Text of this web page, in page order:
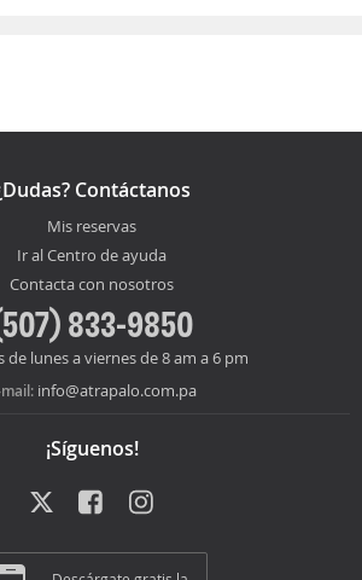
Contáctanos
Mis reservas
Ir al Centro de ayuda
Contacta con nosotros
833-9850
de lunes a viernes de 8 am a 6 pm
mail: info@atrapalo.com.pa
¡Síguenos!